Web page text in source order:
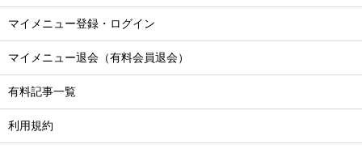
マイメニュー登録・ログイン
マイメニュー退会（有料会員退会）
有料記事一覧
利用規約